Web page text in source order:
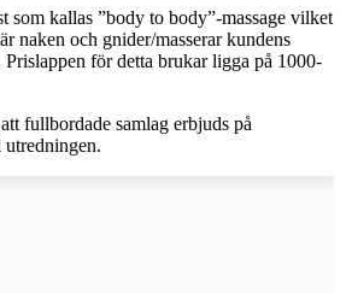
som kallas ”body to body”-massage vilket
naken och gnider/masserar kundens
för detta brukar ligga på 1000-
fullbordade samlag erbjuds på
utredningen.